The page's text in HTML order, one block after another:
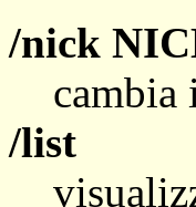
/nick
/list